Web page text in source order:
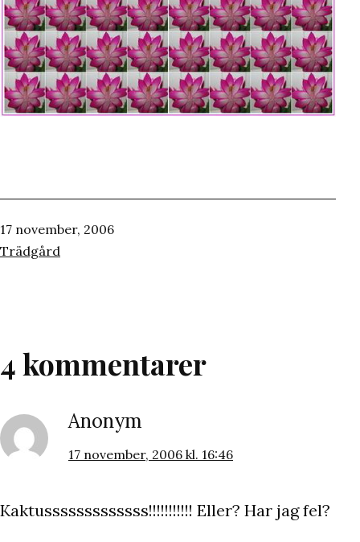
Publicerat
den
17 november, 2006
Kategoriserat
Trädgård
4 kommentarer
Anonym
17 november, 2006 kl. 16:46
Kaktusssssssssssss!!!!!!!!!!! Eller? Har jag fel?